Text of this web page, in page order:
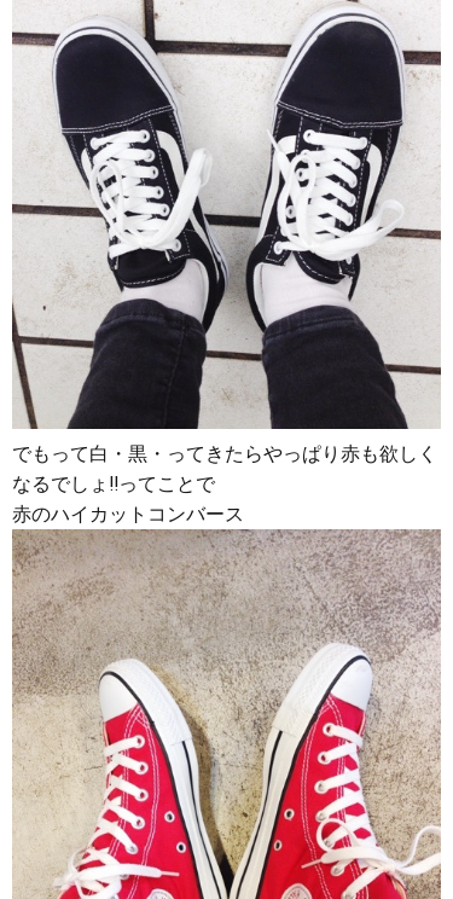
でもって白・黒・ってきたらやっぱり赤も欲しく
なるでしょ‼︎ってことで
赤のハイカットコンバース